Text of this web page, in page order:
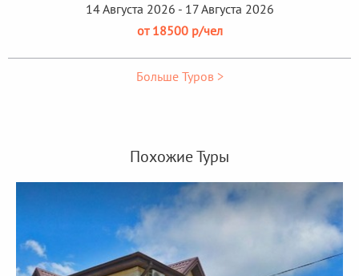
14 Августа 2026 - 17 Августа 2026
от 18500 р/чел
Больше Туров >
Похожие Туры